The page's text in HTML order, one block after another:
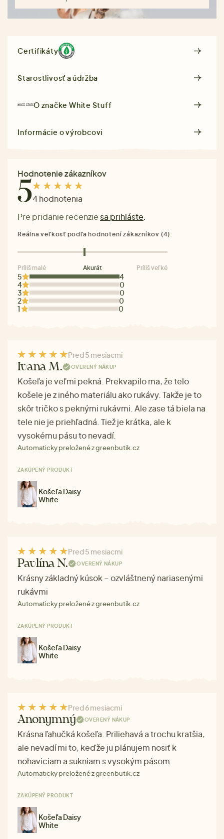
Certifikáty
Starostlivosť a údržba
O značkeWhite Stuff
Informácie o výrobcovi
Hodnotenie zákazníkov
54 hodnotenia
Pre pridanie recenzie sa prihláste.
5
4
4
0
3
0
2
0
1
0
Reálna veľkosť podľa hodnotení zákazníkov (4):
Príliš malé Akurát Príliš veľké
Pred 5 mesiacmi
Ivana M. OVERENÝ NÁKUP
Košeľa je veľmi pekná. Prekvapilo ma, že telo
košele je z iného materiálu ako rukávy. Takže je to
skôr tričko s peknými rukávmi. Ale zase tá biela na
tele nie je priehľadná. Tiež je krátka, ale k
vysokému pásu to nevadí.
Automaticky preložené z greenbutik.cz
ZAKÚPENÝ PRODUKT
Košeľa Daisy
White
Pred 5 mesiacmi
Pavlína N. OVERENÝ NÁKUP
Krásny základný kúsok – ozvláštnený nariasenými
rukávmi
Automaticky preložené z greenbutik.cz
ZAKÚPENÝ PRODUKT
Košeľa Daisy
White
Pred 6 mesiacmi
Anonymný OVERENÝ NÁKUP
Krásna ľahučká košeľa. Priliehavá a trochu kratšia,
ale nevadí mi to, keďže ju plánujem nosiť k
nohaviciam a sukniam s vysokým pásom.
Automaticky preložené z greenbutik.cz
ZAKÚPENÝ PRODUKT
Košeľa Daisy
White